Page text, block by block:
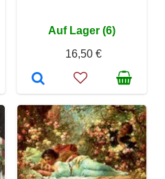
Auf Lager (6)
16,50 €